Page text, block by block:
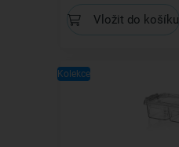
Vložit do košíku
Kolekce